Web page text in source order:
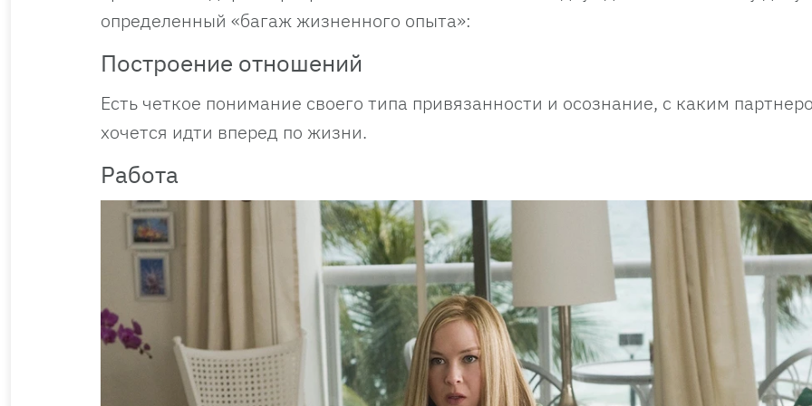
определенный «багаж жизненного опыта»:
Построение отношений
Есть четкое понимание своего типа привязанности и осознание, с каким
хочется идти вперед по жизни.
Работа